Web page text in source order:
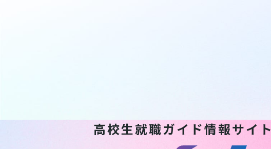
高校生就職ガイド情報サイト